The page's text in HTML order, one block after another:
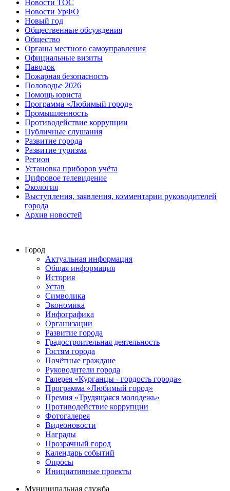
Новости ТОС
Новости УрФО
Новый год
Общественные обсуждения
Общество
Органы местного самоуправления
Официальные визиты
Паводок
Пожарная безопасность
Половодье 2026
Помощь юриста
Программа «Любимый город»
Промышленность
Противодействие коррупции
Публичные слушания
Развитие города
Развитие туризма
Регион
Установка приборов учёта
Цифровое телевидение
Экология
Выступления, заявления, комментарии руководителей
города
Архив новостей
Город
Актуальная информация
Общая информация
История
Устав
Символика
Экономика
Инфографика
Организации
Развитие города
Градостроительная деятельность
Гостям города
Почётные граждане
Руководители города
Галерея «Курганцы - гордость города»
Программа «Любимый город»
Премия «Трудящаяся молодежь»
Противодействие коррупции
Фотогалерея
Видеоновости
Награды
Прозрачный город
Календарь событий
Опросы
Инициативные проекты
Муниципальная служба